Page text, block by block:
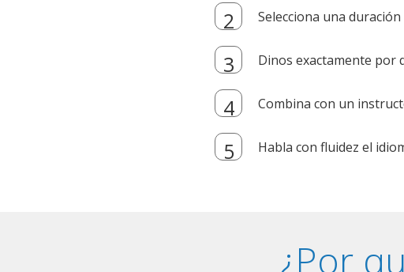
Selecciona una
Dinos exactamente por
Combina con un
Habla con fluidez el
¿Por